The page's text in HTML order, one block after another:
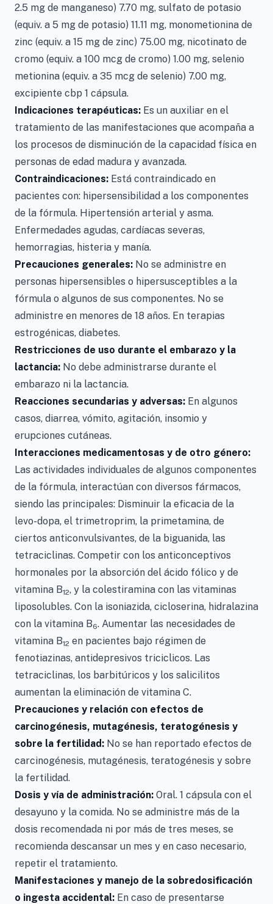
2.5 mg de manganeso) 7.70 mg, sulfato de potasio
(equiv. a 5 mg de potasio) 11.11 mg, monometionina de
zinc (equiv. a 15 mg de zinc) 75.00 mg, nicotinato de
cromo (equiv. a 100 mcg de cromo) 1.00 mg, selenio
metionina (equiv. a 35 mcg de selenio) 7.00 mg,
excipiente cbp 1 cápsula.
Indicaciones terapéuticas: Es un auxiliar en el
tratamiento de las manifestaciones que acompaña a
los procesos de disminución de la capacidad física en
personas de edad madura y avanzada.
Contraindicaciones: Está contraindicado en
pacientes con: hipersensibilidad a los componentes
de la fórmula. Hipertensión arterial y asma.
Enfermedades agudas, cardíacas severas,
hemorragias, histeria y manía.
Precauciones generales: No se administre en
personas hipersensibles o hipersusceptibles a la
fórmula o algunos de sus componentes. No se
administre en menores de 18 años. En terapias
estrogénicas, diabetes.
Restricciones de uso durante el embarazo y la
lactancia: No debe administrarse durante el
embarazo ni la lactancia.
Reacciones secundarias y adversas: En algunos
casos, diarrea, vómito, agitación, insomio y
erupciones cutáneas.
Interacciones medicamentosas y de otro género:
Las actividades individuales de algunos componentes
de la fórmula, interactúan con diversos fármacos,
siendo las principales: Disminuir la eficacia de la
levo-dopa, el trimetroprim, la primetamina, de
ciertos anticonvulsivantes, de la biguanida, las
tetraciclinas. Competir con los anticonceptivos
hormonales por la absorción del ácido fólico y de
vitamina B12, y la colestiramina con las vitaminas
liposolubles. Con la isoniazida, cicloserina, hidralazina
con la vitamina B6. Aumentar las necesidades de
vitamina B12 en pacientes bajo régimen de
fenotiazinas, antidepresivos triciclicos. Las
tetraciclinas, los barbitúricos y los salicilitos
aumentan la eliminación de vitamina C.
Precauciones y relación con efectos de
carcinogénesis, mutagénesis, teratogénesis y
sobre la fertilidad: No se han reportado efectos de
carcinogénesis, mutagénesis, teratogénesis y sobre
la fertilidad.
Dosis y vía de administración: Oral. 1 cápsula con el
desayuno y la comida. No se administre más de la
dosis recomendada ni por más de tres meses, se
recomienda descansar un mes y en caso necesario,
repetir el tratamiento.
Manifestaciones y manejo de la sobredosificación
o ingesta accidental: En caso de presentarse